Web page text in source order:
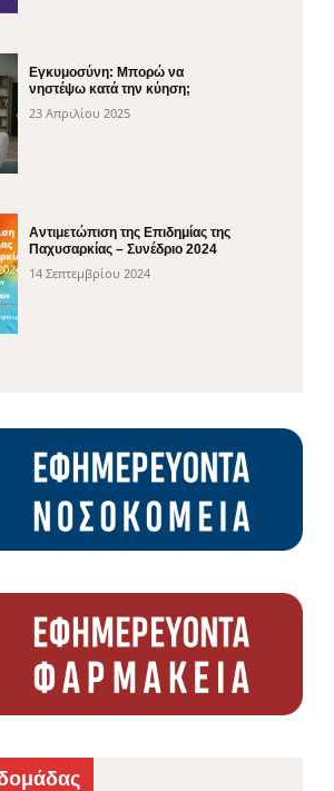
Εγκυμοσύνη: Μπορώ να
νηστέψω κατά την κύηση;
23 Απριλίου 2025
Αντιμετώπιση της Επιδημίας της
Παχυσαρκίας – Συνέδριο 2024
14 Σεπτεμβρίου 2024